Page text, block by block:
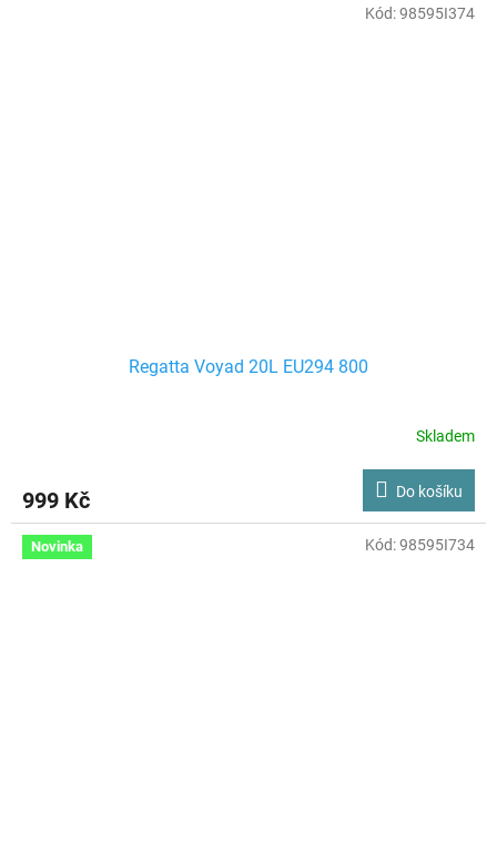
Regatta Voyad 20L EU294 800
Skladem
999 Kč Do košíku
Kód:98595I374
Novinka Kód:98595I734